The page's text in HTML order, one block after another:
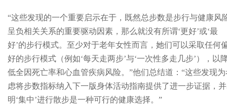
“这些发现的一个重要启示在于，既然总步数是步行与健康风
呈负相关关系的重要驱动因素，那么就没有所谓‘更好’或‘最
好’的步行模式。至少对于老年女性而言，她们可以采取任何
好的步行模式（例如‘每天走两步’与‘一次性多走几步’），以
低全因死亡率和心血管疾病风险。”他们总结道：“这些发现为
虑将步数指标纳入下一版身体活动指南提供了进一步证据，
明‘集中’进行散步是一种可行的健康选择。”